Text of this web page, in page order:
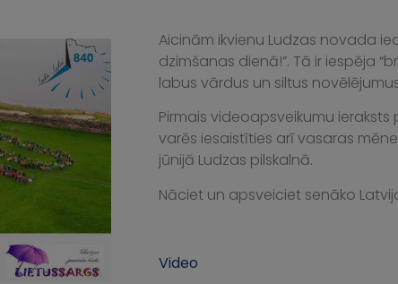
Aicinām ikvienu Ludzas novada
dzimšanas dienā!”. Tā ir iespēja
labus vārdus un siltus
Pirmais videoapsveikumu ieraksts
varēs iesaistīties arī vasaras
jūnijā Ludzas pilskalnā.
Nāciet un apsveiciet senāko
Video